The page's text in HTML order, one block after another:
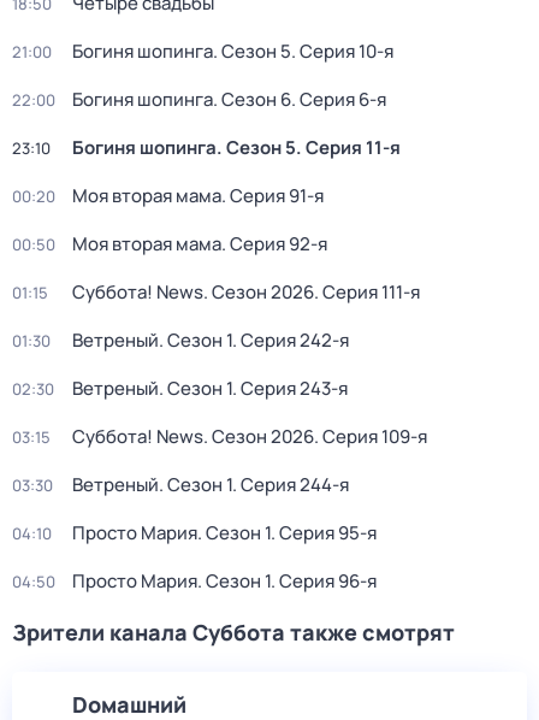
21:00 Богиня шопинга. Сезон 5. Серия 10-я
22:00 Богиня шопинга. Сезон 6. Серия 6-я
23:10 Богиня шопинга. Сезон 5. Серия 11-я
00:20 Моя вторая мама. Серия 91-я
00:50 Моя вторая мама. Серия 92-я
01:15 Суббота! News. Сезон 2026. Серия 111-я
01:30 Ветреный. Сезон 1. Серия 242-я
02:30 Ветреный. Сезон 1. Серия 243-я
03:15 Суббота! News. Сезон 2026. Серия 109-я
03:30 Ветреный. Сезон 1. Серия 244-я
04:10 Просто Мария. Сезон 1. Серия 95-я
04:50 Просто Мария. Сезон 1. Серия 96-я
Зрители канала Суббота также смотрят
Dомашний